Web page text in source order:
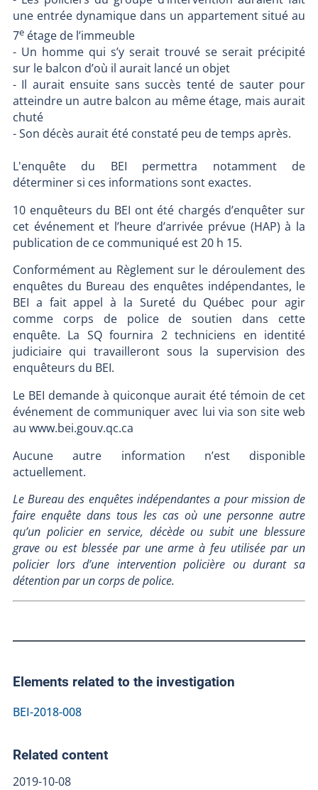
une entrée dynamique dans un appartement situé au
7eétage de l’immeuble
- Un homme qui s’y serait trouvé se serait précipité
sur le balcon d’où il aurait lancé un objet
- Il aurait ensuite sans succès tenté de sauter pour
atteindre un autre balcon au même étage, mais aurait
chuté
- Son décès aurait été constaté peu de temps après.
L'enquête du BEI permettra notamment de
déterminer si ces informations sont exactes.
10 enquêteurs du BEI ont été chargés d’enquêter sur
cet événement et l’heure d’arrivée prévue (HAP) à la
publication de ce communiqué est 20 h 15.
Conformément au Règlement sur le déroulement des
enquêtes du Bureau des enquêtes indépendantes, le
BEI a fait appel à la Sureté du Québec pour agir
comme corps de police de soutien dans cette
enquête. La SQ fournira 2 techniciens en identité
judiciaire qui travailleront sous la supervision des
enquêteurs du BEI.
Le BEI demande à quiconque aurait été témoin de cet
événement de communiquer avec lui via son site web
au www.bei.gouv.qc.ca
Aucune autre information n’est disponible
actuellement.
Le Bureau des enquêtes indépendantes a pour mission de
faire enquête dans tous les cas où une personne autre
qu’un policier en service, décède ou subit une blessure
grave ou est blessée par une arme à feu utilisée par un
policier lors d’une intervention policière ou durant sa
détention par un corps de police.
Elements related to the investigation
BEI-2018-008
Related content
2019-10-08